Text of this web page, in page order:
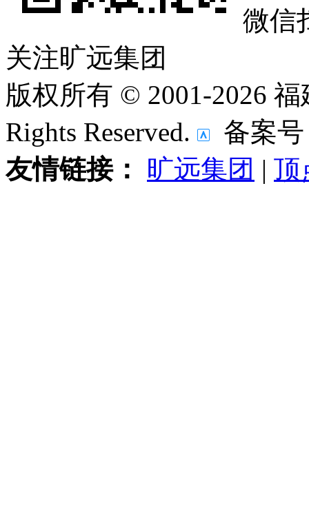
微信
关注旷远集团
版权所有 © 2001-2026
Rights Reserved.
备案
友情链接：
旷远集团 | 顶